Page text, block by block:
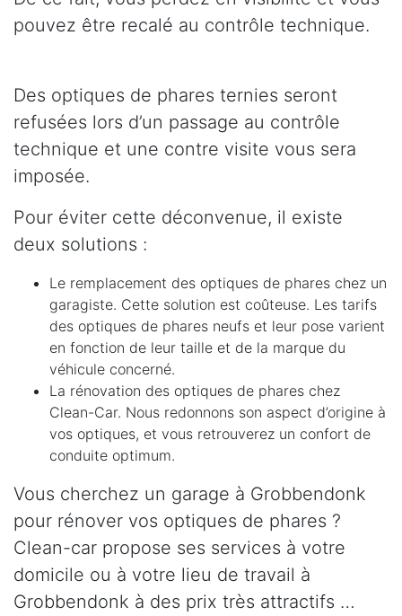
pouvez être recalé au contrôle technique.
Des optiques de phares ternies seront
refusées lors d’un passage au contrôle
technique et une contre visite vous sera
imposée.
Pour éviter cette déconvenue, il existe
deux solutions :
Le remplacement des optiques de phares chez un
garagiste. Cette solution est coûteuse. Les tarifs
des optiques de phares neufs et leur pose varient
en fonction de leur taille et de la marque du
véhicule concerné.
La rénovation des optiques de phares chez
Clean-Car. Nous redonnons son aspect d’origine à
vos optiques, et vous retrouverez un confort de
conduite optimum.
Vous cherchez un garage à Grobbendonk
pour rénover vos optiques de phares ?
Clean-car propose ses services à votre
domicile ou à votre lieu de travail à
Grobbendonk à des prix très attractifs …